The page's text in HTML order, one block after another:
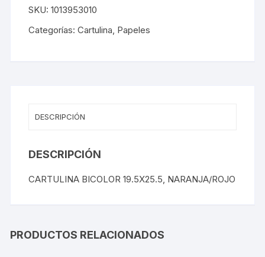
LISTA
DE
DESEOS
SKU:1013953010
Categorías:Cartulina, Papeles
DESCRIPCIÓN
DESCRIPCIÓN
CARTULINA BICOLOR 19.5X25.5, NARANJA/ROJO
PRODUCTOS RELACIONADOS